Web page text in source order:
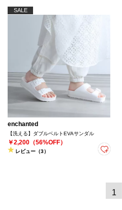
SALE
enchanted
【洗える】ダブルベルトEVAサンダル
￥2,200（56%OFF）
レビュー（3）
1